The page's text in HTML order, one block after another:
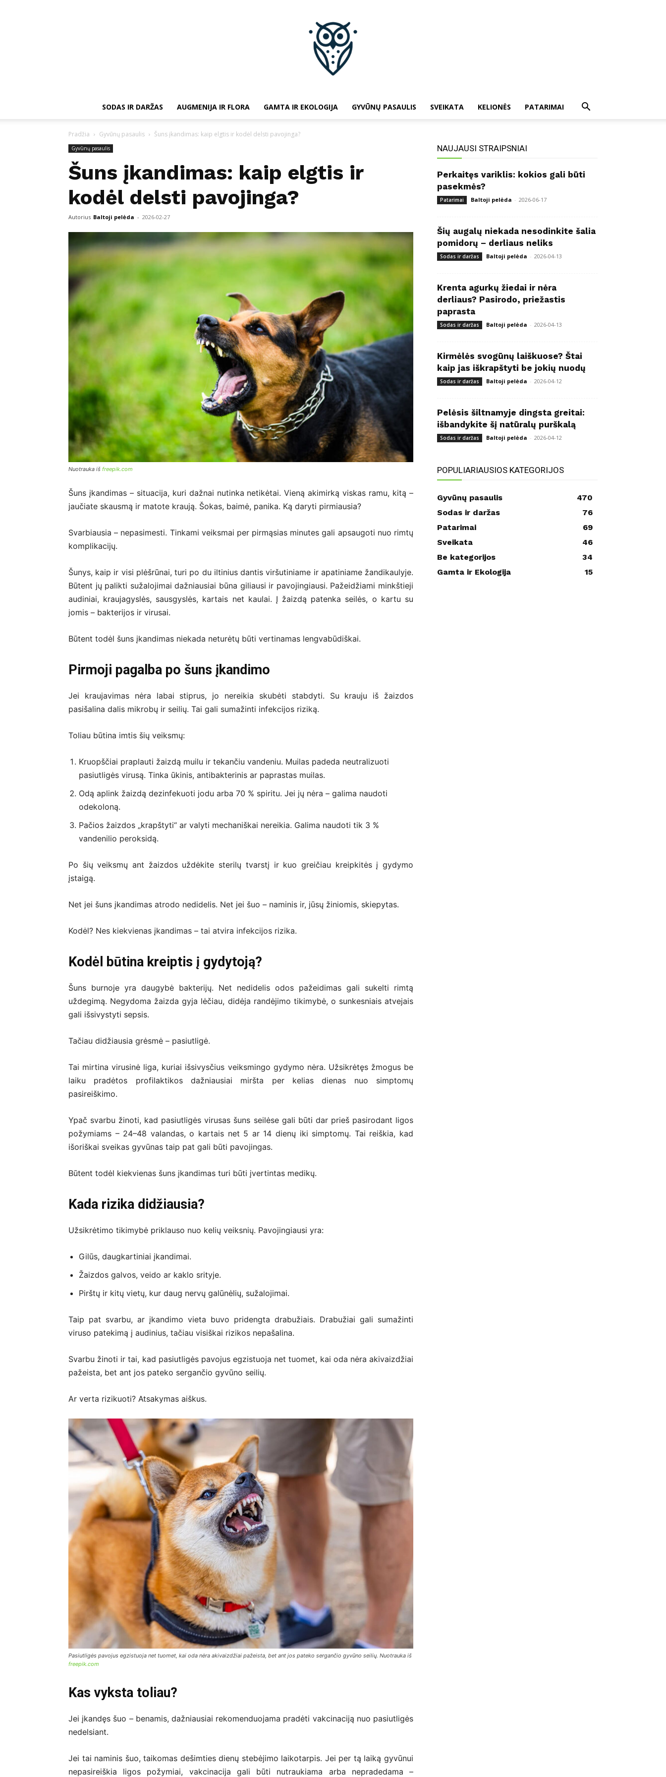
SODAS IR DARŽAS AUGMENIJA IR FLORA GAMTA IR EKOLOGIJA GYVŪNŲ PASAULIS SVEIKATA KELIONĖS PATARIMAI
Pradžia Gyvūnų pasaulis Šuns įkandimas: kaip elgtis ir kodėl delsti pavojinga?
Gyvūnų pasaulis
Šuns įkandimas: kaip elgtis ir
kodėl delsti pavojinga?
Autorius Baltoji pelėda - 2026-02-27
Nuotrauka iš freepik.com
Šuns įkandimas – situacija, kuri dažnai nutinka netikėtai. Vieną akimirką viskas ramu, kitą –
jaučiate skausmą ir matote kraują. Šokas, baimė, panika. Ką daryti pirmiausia?
Svarbiausia – nepasimesti. Tinkami veiksmai per pirmąsias minutes gali apsaugoti nuo rimtų
komplikacijų.
Šunys, kaip ir visi plėšrūnai, turi po du iltinius dantis viršutiniame ir apatiniame žandikaulyje.
Būtent jų palikti sužalojimai dažniausiai būna giliausi ir pavojingiausi. Pažeidžiami minkštieji
audiniai, kraujagyslės, sausgyslės, kartais net kaulai. Į žaizdą patenka seilės, o kartu su
jomis – bakterijos ir virusai.
Būtent todėl šuns įkandimas niekada neturėtų būti vertinamas lengvabūdiškai.
Pirmoji pagalba po šuns įkandimo
Jei kraujavimas nėra labai stiprus, jo nereikia skubėti stabdyti. Su krauju iš žaizdos
pasišalina dalis mikrobų ir seilių. Tai gali sumažinti infekcijos riziką.
Toliau būtina imtis šių veiksmų:
Kruopščiai praplauti žaizdą muilu ir tekančiu vandeniu. Muilas padeda neutralizuoti
pasiutligės virusą. Tinka ūkinis, antibakterinis ar paprastas muilas.
Odą aplink žaizdą dezinfekuoti jodu arba 70 % spiritu. Jei jų nėra – galima naudoti
odekoloną.
Pačios žaizdos „krapštyti“ ar valyti mechaniškai nereikia. Galima naudoti tik 3 %
vandenilio peroksidą.
Po šių veiksmų ant žaizdos uždėkite sterilų tvarstį ir kuo greičiau kreipkitės į gydymo
įstaigą.
Net jei šuns įkandimas atrodo nedidelis. Net jei šuo – naminis ir, jūsų žiniomis, skiepytas.
Kodėl? Nes kiekvienas įkandimas – tai atvira infekcijos rizika.
Kodėl būtina kreiptis į gydytoją?
Šuns burnoje yra daugybė bakterijų. Net nedidelis odos pažeidimas gali sukelti rimtą
uždegimą. Negydoma žaizda gyja lėčiau, didėja randėjimo tikimybė, o sunkesniais atvejais
gali išsivystyti sepsis.
Tačiau didžiausia grėsmė – pasiutligė.
Tai mirtina virusinė liga, kuriai išsivysčius veiksmingo gydymo nėra. Užsikrėtęs žmogus be
laiku pradėtos profilaktikos dažniausiai miršta per kelias dienas nuo simptomų
pasireiškimo.
Ypač svarbu žinoti, kad pasiutligės virusas šuns seilėse gali būti dar prieš pasirodant ligos
požymiams – 24–48 valandas, o kartais net 5 ar 14 dienų iki simptomų. Tai reiškia, kad
išoriškai sveikas gyvūnas taip pat gali būti pavojingas.
Būtent todėl kiekvienas šuns įkandimas turi būti įvertintas medikų.
Kada rizika didžiausia?
Užsikrėtimo tikimybė priklauso nuo kelių veiksnių. Pavojingiausi yra:
Gilūs, daugkartiniai įkandimai.
Žaizdos galvos, veido ar kaklo srityje.
Pirštų ir kitų vietų, kur daug nervų galūnėlių, sužalojimai.
Taip pat svarbu, ar įkandimo vieta buvo pridengta drabužiais. Drabužiai gali sumažinti
viruso patekimą į audinius, tačiau visiškai rizikos nepašalina.
Svarbu žinoti ir tai, kad pasiutligės pavojus egzistuoja net tuomet, kai oda nėra akivaizdžiai
pažeista, bet ant jos pateko sergančio gyvūno seilių.
Ar verta rizikuoti? Atsakymas aiškus.
Pasiutligės pavojus egzistuoja net tuomet, kai oda nėra akivaizdžiai pažeista, bet ant jos pateko sergančio gyvūno seilių. Nuotrauka iš
freepik.com
Kas vyksta toliau?
Jei įkandęs šuo – benamis, dažniausiai rekomenduojama pradėti vakcinaciją nuo pasiutligės
nedelsiant.
Jei tai naminis šuo, taikomas dešimties dienų stebėjimo laikotarpis. Jei per tą laiką gyvūnui
nepasireiškia ligos požymiai, vakcinacija gali būti nutraukiama arba nepradedama –
NAUJAUSI STRAIPSNIAI
Perkaitęs variklis: kokios gali būti
pasekmės?
Patarimai Baltoji pelėda - 2026-06-17
Šių augalų niekada nesodinkite šalia
pomidorų – derliaus neliks
Sodas ir daržas Baltoji pelėda - 2026-04-13
Krenta agurkų žiedai ir nėra
derliaus? Pasirodo, priežastis
paprasta
Sodas ir daržas Baltoji pelėda - 2026-04-13
Kirmėlės svogūnų laiškuose? Štai
kaip jas iškrapštyti be jokių nuodų
Sodas ir daržas Baltoji pelėda - 2026-04-12
Pelėsis šiltnamyje dingsta greitai:
išbandykite šį natūralų purškalą
Sodas ir daržas Baltoji pelėda - 2026-04-12
POPULIARIAUSIOS KATEGORIJOS
Gyvūnų pasaulis
470
Sodas ir daržas
76
Patarimai
69
Sveikata
46
Be kategorijos
34
Gamta ir Ekologija
15